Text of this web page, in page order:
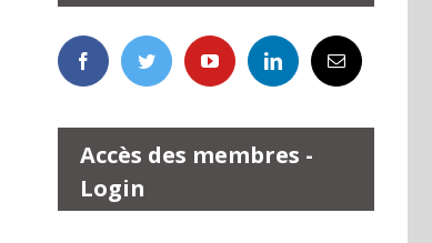
Accès des membres -
Login